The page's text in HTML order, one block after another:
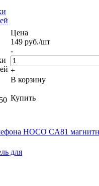
Цена
149 руб./шт
-
+
В корзину
Купить
HOCO CA81
для